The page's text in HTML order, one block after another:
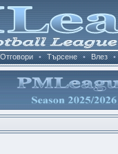
• Търсене • Влез •